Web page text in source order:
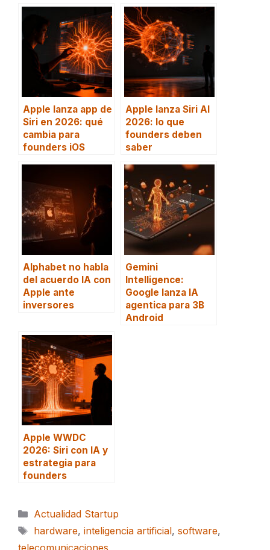
Apple lanza app de
Siri en 2026: qué
cambia para
founders iOS
Apple lanza Siri AI
2026: lo que
founders deben
saber
Alphabet no habla
del acuerdo IA con
Apple ante
inversores
Gemini
Intelligence:
Google lanza IA
agentica para 3B
Android
Apple WWDC
2026: Siri con IA y
estrategia para
founders
Categorías
Actualidad Startup
Etiquetas
hardware, inteligencia artificial, software,